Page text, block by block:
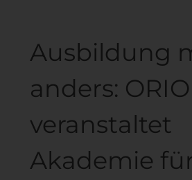
Ausbildung
anders:
veranstaltet
Akademie